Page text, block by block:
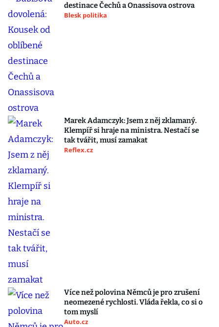
destinace Čechů a Onassisova ostrova
Blesk politika
Marek Adamczyk: Jsem z něj zklamaný.
Klempíř si hraje na ministra. Nestačí se
tak tvářit, musí zamakat
Reflex.cz
Více než polovina Němců je pro zrušení
neomezené rychlosti. Vláda řekla, co si o
tom myslí
Auto.cz